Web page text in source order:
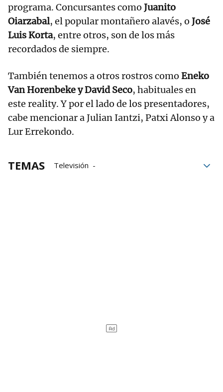
programa. Concursantes como Juanito
Oiarzabal, el popular montañero alavés, o José
Luis Korta, entre otros, son de los más
recordados de siempre.
También tenemos a otros rostros como Eneko
Van Horenbeke y David Seco, habituales en
este reality. Y por el lado de los presentadores,
cabe mencionar a Julian Iantzi, Patxi Alonso y a
Lur Errekondo.
TEMAS
Televisión